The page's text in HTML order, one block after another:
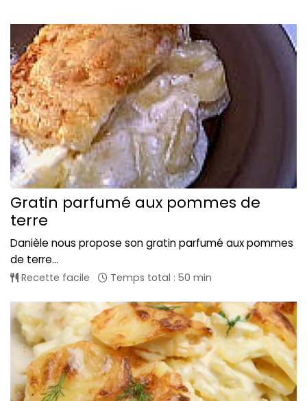
Gratin parfumé aux pommes de
terre
Danièle nous propose son gratin parfumé aux pommes
de terre...
Recette facile Temps total : 50 min